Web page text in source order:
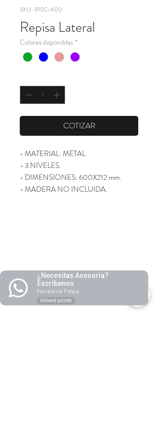
SKU: 1RSC-600
Repisa Lateral
Colores disponibles *
COTIZAR
- MATERIAL: METAL.
- 3 NIVELES.
- DIMENSIONES: 600X212 mm.
- MADERA NO INCLUIDA.
¿Necesitas Asesoría?
Escríbenos
Ferretería Petpa
Volveré pronto